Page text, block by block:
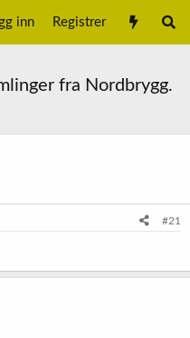
inn Registrer
fra Nordbrygg.
#21